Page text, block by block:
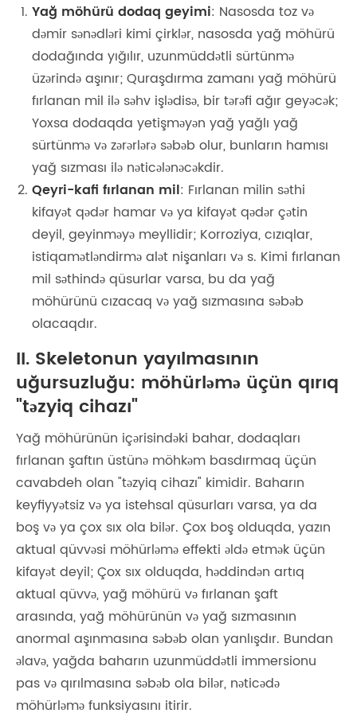
Yağ möhürü dodaq geyimi: Nasosda toz və
dəmir sənədləri kimi çirklər, nasosda yağ möhürü
dodağında yığılır, uzunmüddətli sürtünmə
üzərində aşınır; Quraşdırma zamanı yağ möhürü
fırlanan mil ilə səhv işlədisə, bir tərəfi ağır geyəcək;
Yoxsa dodaqda yetişməyən yağ yağlı yağ
sürtünmə və zərərlərə səbəb olur, bunların hamısı
yağ sızması ilə nəticələnəcəkdir.
Qeyri-kafi fırlanan mil: Fırlanan milin səthi
kifayət qədər hamar və ya kifayət qədər çətin
deyil, geyinməyə meyllidir; Korroziya, cızıqlar,
istiqamətləndirmə alət nişanları və s. Kimi fırlanan
mil səthində qüsurlar varsa, bu da yağ
möhürünü cızacaq və yağ sızmasına səbəb
olacaqdır.
II. Skeletonun yayılmasının
uğursuzluğu: möhürləmə üçün qırıq
"təzyiq cihazı"
Yağ möhürünün içərisindəki bahar, dodaqları
fırlanan şaftın üstünə möhkəm basdırmaq üçün
cavabdeh olan "təzyiq cihazı" kimidir. Baharın
keyfiyyətsiz və ya istehsal qüsurları varsa, ya da
boş və ya çox sıx ola bilər. Çox boş olduqda, yazın
aktual qüvvəsi möhürləmə effekti əldə etmək üçün
kifayət deyil; Çox sıx olduqda, həddindən artıq
aktual qüvvə, yağ möhürü və fırlanan şaft
arasında, yağ möhürünün və yağ sızmasının
anormal aşınmasına səbəb olan yanlışdır. Bundan
əlavə, yağda baharın uzunmüddətli immersionu
pas və qırılmasına səbəb ola bilər, nəticədə
möhürləmə funksiyasını itirir.